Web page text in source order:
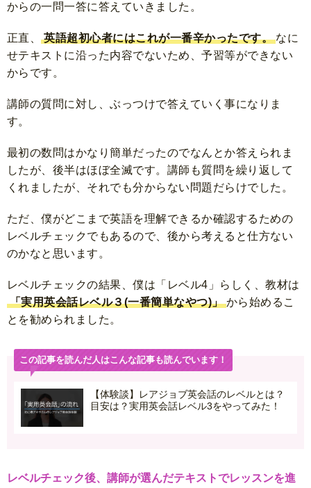
からの一問一答に答えていきました。
正直、 英語超初心者にはこれが一番辛かったです。 なに
せテキストに沿った内容でないため、予習等ができない
からです。
講師の質問に対し、ぶっつけで答えていく事になりま
す。
最初の数問はかなり簡単だったのでなんとか答えられま
したが、後半はほぼ全滅です。講師も質問を繰り返して
くれましたが、それでも分からない問題だらけでした。
ただ、僕がどこまで英語を理解できるか確認するための
レベルチェックでもあるので、後から考えると仕方ない
のかなと思います。
レベルチェックの結果、僕は「 レベル4」らしく
、教材は
「実用英会話レベル３(一番簡単なやつ)」 から始めるこ
とを勧められました。
この記事を読んだ人はこんな記事も読んでいます！
【体験談】レアジョブ英会話のレベルとは？
目安は？実用英会話レベル3をやってみた！
レベルチェック後、講師が選んだテキストでレッスンを進